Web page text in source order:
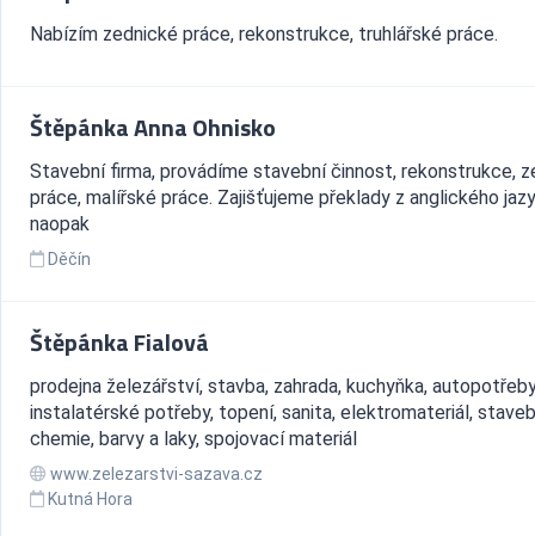
Nabízím zednické práce, rekonstrukce, truhlářské práce.
Štěpánka Anna Ohnisko
Stavební firma, provádíme stavební činnost, rekonstrukce,
práce, malířské práce. Zajišťujeme překlady z anglického
naopak
Děčín
Štěpánka Fialová
prodejna železářství, stavba, zahrada, kuchyňka,
instalatérské potřeby, topení, sanita, elektromateriál,
chemie, barvy a laky, spojovací materiál
www.zelezarstvi-sazava.cz
Kutná Hora